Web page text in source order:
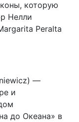
которую
Нелли
Peralta
—
и
до Океана» в